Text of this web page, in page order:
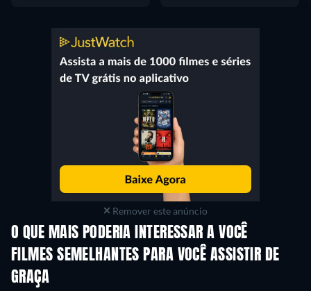
Remover este anúncio
O QUE MAIS PODERIA INTERESSAR A VOCÊ
FILMES SEMELHANTES PARA VOCÊ ASSISTIR DE
GRAÇA